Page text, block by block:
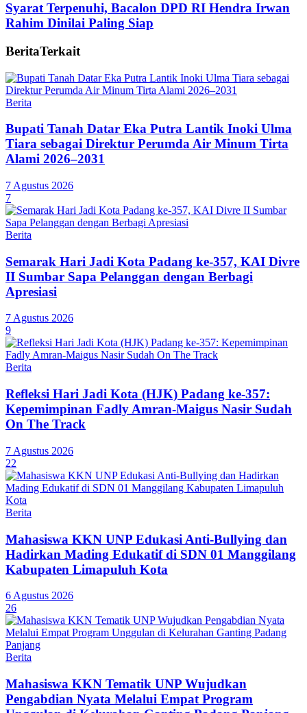
Syarat Terpenuhi, Bacalon DPD RI Hendra Irwan
Rahim Dinilai Paling Siap
BeritaTerkait
Berita
Bupati Tanah Datar Eka Putra Lantik Inoki Ulma
Tiara sebagai Direktur Perumda Air Minum Tirta
Alami 2026–2031
7 Agustus 2026
7
Berita
Semarak Hari Jadi Kota Padang ke-357, KAI Divre
II Sumbar Sapa Pelanggan dengan Berbagi
Apresiasi
7 Agustus 2026
9
Berita
Refleksi Hari Jadi Kota (HJK) Padang ke-357:
Kepemimpinan Fadly Amran-Maigus Nasir Sudah
On The Track
7 Agustus 2026
22
Berita
Mahasiswa KKN UNP Edukasi Anti-Bullying dan
Hadirkan Mading Edukatif di SDN 01 Manggilang
Kabupaten Limapuluh Kota
6 Agustus 2026
26
Berita
Mahasiswa KKN Tematik UNP Wujudkan
Pengabdian Nyata Melalui Empat Program